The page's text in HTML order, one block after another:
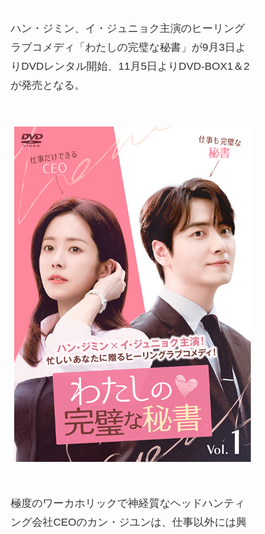
ハン・ジミン、イ・ジュニョク主演のヒーリング
ラブコメディ「わたしの完璧な秘書」が9月3日よ
りDVDレンタル開始、11月5日よりDVD-BOX1＆2
が発売となる。
極度のワーカホリックで神経質なヘッドハンティ
ング会社CEOのカン・ジユンは、仕事以外には興